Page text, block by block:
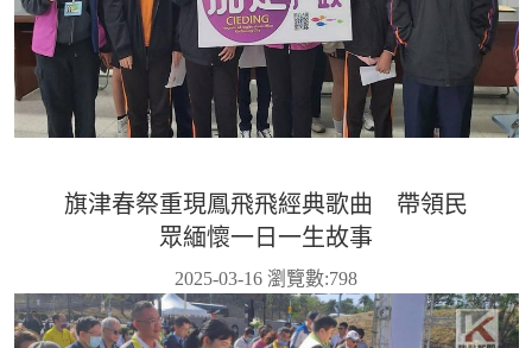
旗津春祭重現鳳飛飛經典歌曲 帶領民
眾緬懷一日一生故事
2025-03-16 瀏覽數:798